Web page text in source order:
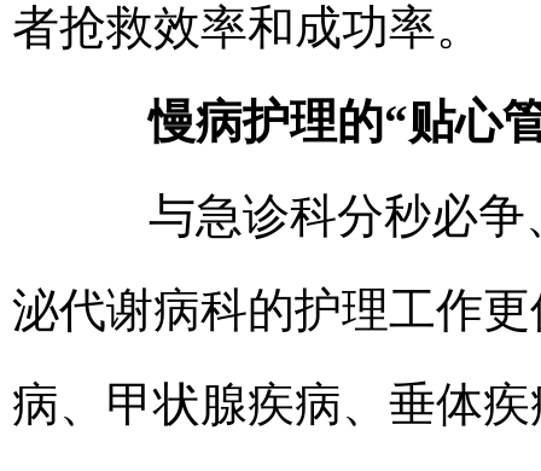
者抢救效率和成功率。
慢病护理的“贴心
与急诊科分秒必争
泌代谢病科的护理工作
病、甲状腺疾病、垂体